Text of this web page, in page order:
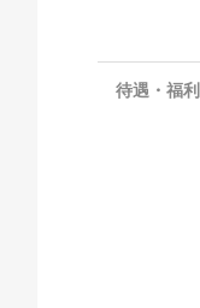
待遇・福